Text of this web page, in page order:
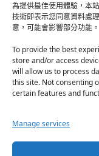
為提供最佳使用體驗，本
技術即表示您同意資料處
意，可能會影響部分功能。
To provide the best
store and/or access
will allow us to process
this site. Not consenting
certain features and
Manage services
熱帶魚·2026-06-22
之前看到網路上有人
真…
於『強風吹拂』
珊·2026-06-18
第…
於『白領羽球部』